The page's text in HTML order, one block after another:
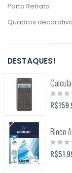
Porta Retrato
Quadros
DESTAQUES!
Rating:
0%
Bloco
Rating:
0%